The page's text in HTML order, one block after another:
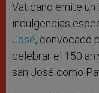
Vaticano emite
indulgencias
José, convocado
celebrar el 150
san José como